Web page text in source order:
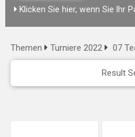
Klicken Sie hier, wenn Sie Ihr
Themen Turniere 2022 07
Result